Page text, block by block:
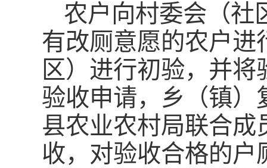
农户向村委会（社
有改厕意愿的农户进
区）进行初验，并
验收申请，乡（镇）
县农业农村局联合
收，对验收合格的